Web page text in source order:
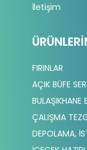
İletişim
FIRINLAR
AÇIK BÜFE
BULAŞIKHANE
ÇALIŞMA
DEPOLAMA,